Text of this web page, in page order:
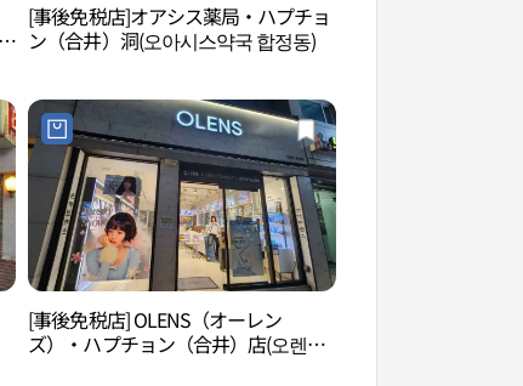
[事後免税店]オアシス薬局・ハプチョ
ン（合井）洞(오아시스약국 합정동)
[事後免税店] OLENS（オーレン
ズ）・ハプチョン（合井）店(오렌즈